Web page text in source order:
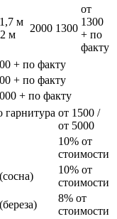
м
м
2000 1300
от
1300
+ по
факту
+ по факту
+ по факту
+ по факту
гарнитура от 1500 /
от 5000
10% от
стоимости
10% от
стоимости
8% от
стоимости